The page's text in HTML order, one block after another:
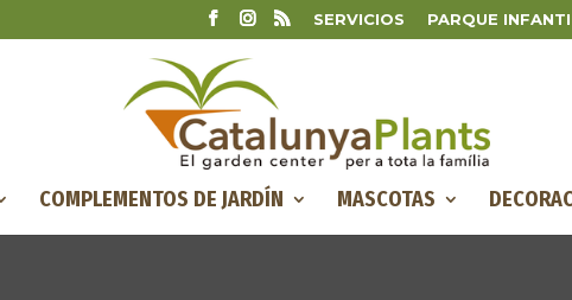
SERVICIOS PARQUE
COMPLEMENTOS DE JARDÍN MASCOTAS